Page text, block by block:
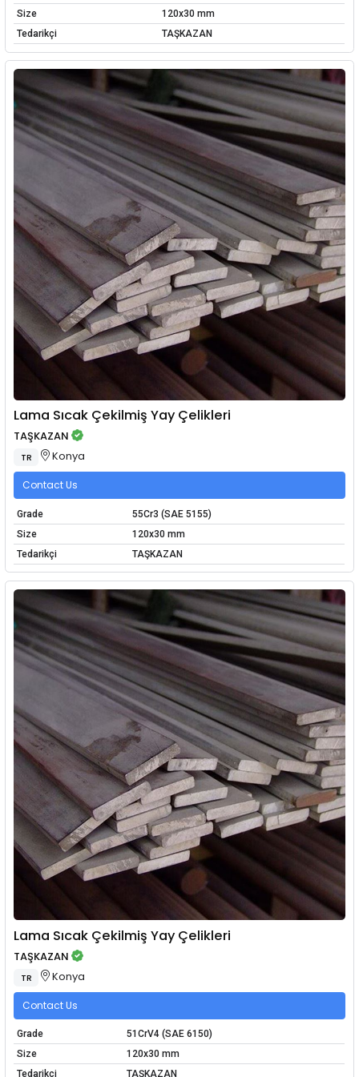
Size
120x30 mm
Tedarikçi
TAŞKAZAN
Lama Sıcak Çekilmiş Yay Çelikleri
TAŞKAZAN
TR Konya
Contact Us
Grade
55Cr3 (SAE 5155)
Size
120x30 mm
Tedarikçi
TAŞKAZAN
Lama Sıcak Çekilmiş Yay Çelikleri
TAŞKAZAN
TR Konya
Contact Us
Grade
51CrV4 (SAE 6150)
Size
120x30 mm
Tedarikçi
TAŞKAZAN